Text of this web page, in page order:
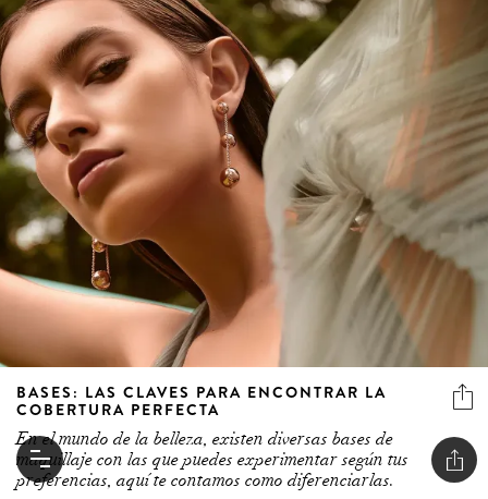
BASES: LAS CLAVES PARA ENCONTRAR LA
COBERTURA PERFECTA
En el mundo de la belleza, existen diversas bases de
maquillaje con las que puedes experimentar según tus
preferencias, aquí te contamos como diferenciarlas.